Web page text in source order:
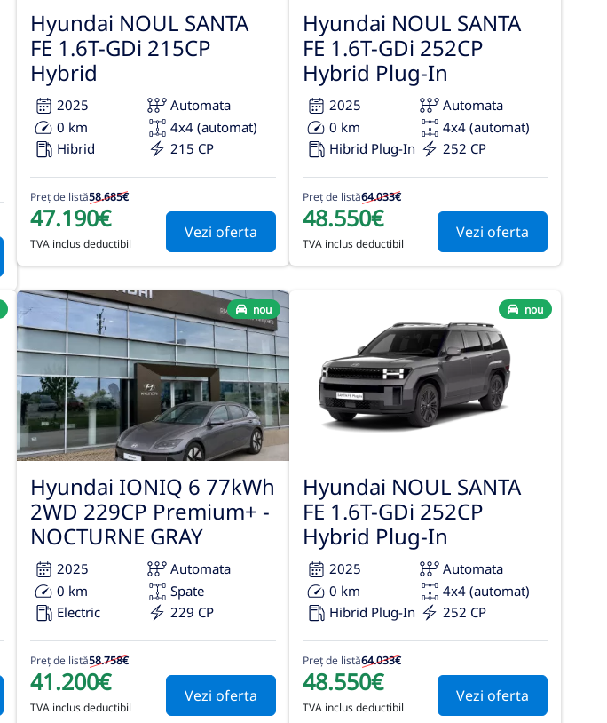
Hyundai NOUL SANTA
FE 1.6T-GDi 215CP
Hybrid
2025
Automata
0 km
4x4 (automat)
Hibrid
215 CP
Preț de listă58.685€
47.190€
TVA inclus deductibil
Vezi oferta
Hyundai NOUL SANTA
FE 1.6T-GDi 252CP
Hybrid Plug-In
2025
Automata
0 km
4x4 (automat)
Hibrid Plug-In
252 CP
Preț de listă64.033€
48.550€
TVA inclus deductibil
Vezi oferta
nou
Hyundai IONIQ 6 77kWh
2WD 229CP Premium+ -
NOCTURNE GRAY
2025
Automata
0 km
Spate
Electric
229 CP
Preț de listă58.758€
41.200€
TVA inclus deductibil
Vezi oferta
nou
Hyundai NOUL SANTA
FE 1.6T-GDi 252CP
Hybrid Plug-In
2025
Automata
0 km
4x4 (automat)
Hibrid Plug-In
252 CP
Preț de listă64.033€
48.550€
TVA inclus deductibil
Vezi oferta